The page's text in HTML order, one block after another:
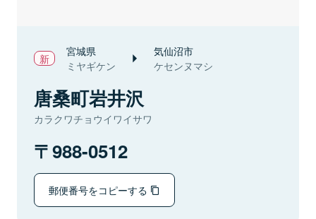
宮城県
ミヤギケン
気仙沼市
ケセンヌマシ
唐桑町岩井沢
カラクワチョウイワイサワ
988-0512
郵便番号をコピーする